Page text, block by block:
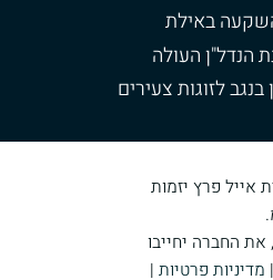
באילת
הנדל"ן העולה
לזוגות צעירים
אייל פרץ יזמות
החברה יחייבו
מדיניות פרטיות|